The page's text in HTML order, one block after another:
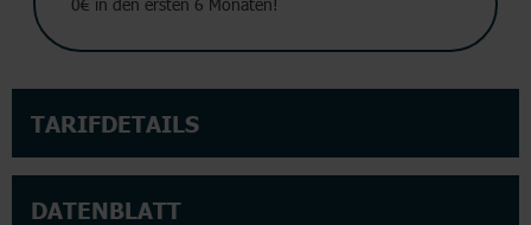
TARIFDETAILS
DATENBLATT